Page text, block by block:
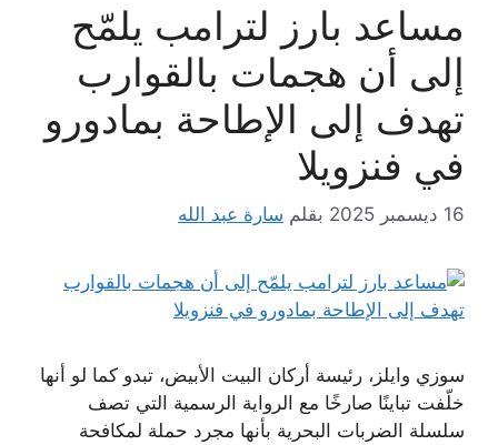
مساعد بارز لترامب يلمّح
إلى أن هجمات بالقوارب
تهدف إلى الإطاحة بمادورو
في فنزويلا
16 ديسمبر 2025 بقلم سارة عبد الله
سوزي وايلز، رئيسة أركان البيت الأبيض، تبدو كما لو أنها
خلّفت تباينًا صارخًا مع الرواية الرسمية التي تصف
سلسلة الضربات البحرية بأنها مجرد حملة لمكافحة